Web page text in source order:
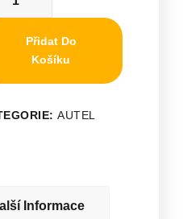
Přidat Do
Košíku
AUTEL
Informace